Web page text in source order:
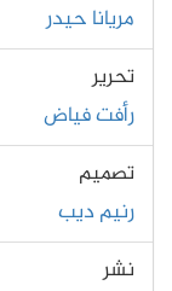
مريانا حيدر
تحرير
رأفت فياض
تصميم
رنيم ديب
نشر